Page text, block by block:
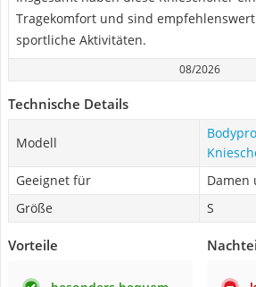
Tragekomfort und sind
sportliche Aktivitäten.
08/2026
Technische Details
Modell
Geeignet für
Damen
Größe
S
Vorteile